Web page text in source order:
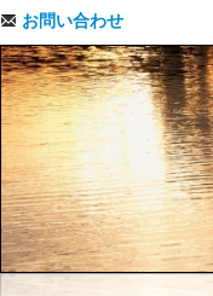
お問い合わせ